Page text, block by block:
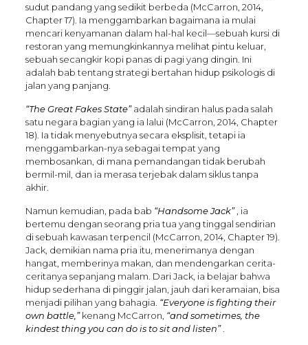
sudut pandang yang sedikit berbeda (McCarron, 2014,
Chapter 17). Ia menggambarkan bagaimana ia mulai
mencari kenyamanan dalam hal-hal kecil—sebuah kursi di
restoran yang memungkinkannya melihat pintu keluar,
sebuah secangkir kopi panas di pagi yang dingin. Ini
adalah bab tentang strategi bertahan hidup psikologis di
jalan yang panjang.
“The Great Fakes State”adalah sindiran halus pada salah
satu negara bagian yang ia lalui (McCarron, 2014, Chapter
18). Ia tidak menyebutnya secara eksplisit, tetapi ia
menggambarkan-nya sebagai tempat yang
membosankan, di mana pemandangan tidak berubah
bermil-mil, dan ia merasa terjebak dalam siklus tanpa
akhir.
Namun kemudian, pada bab “Handsome Jack”, ia
bertemu dengan seorang pria tua yang tinggal sendirian
di sebuah kawasan terpencil (McCarron, 2014, Chapter 19).
Jack, demikian nama pria itu, menerimanya dengan
hangat, memberinya makan, dan mendengarkan cerita-
ceritanya sepanjang malam. Dari Jack, ia belajar bahwa
hidup sederhana di pinggir jalan, jauh dari keramaian, bisa
menjadi pilihan yang bahagia. “Everyone is fighting their
own battle,”kenang McCarron, “and sometimes, the
kindest thing you can do is to sit and listen”.